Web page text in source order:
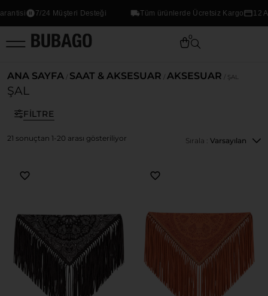
7/24 Müşteri Desteği Tüm ürünlerde Ücretsiz Kargo 12 Aya
0
ANA SAYFA / SAAT & AKSESUAR / AKSESUAR / ŞAL
ŞAL
FILTRE
Sırala : Varsayılan
21 sonuçtan 1-20 arası gösteriliyor